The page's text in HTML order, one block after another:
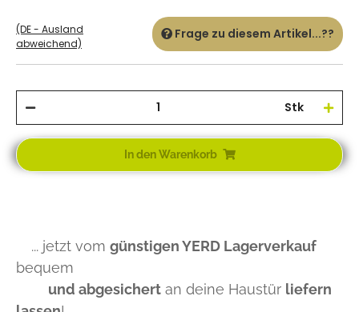
(DE - Ausland
abweichend)
Frage zu diesem Artikel...??
Stk
In den Warenkorb
... jetzt vom günstigen YERD Lagerverkauf
bequem
und abgesichert an deine Haustür liefern